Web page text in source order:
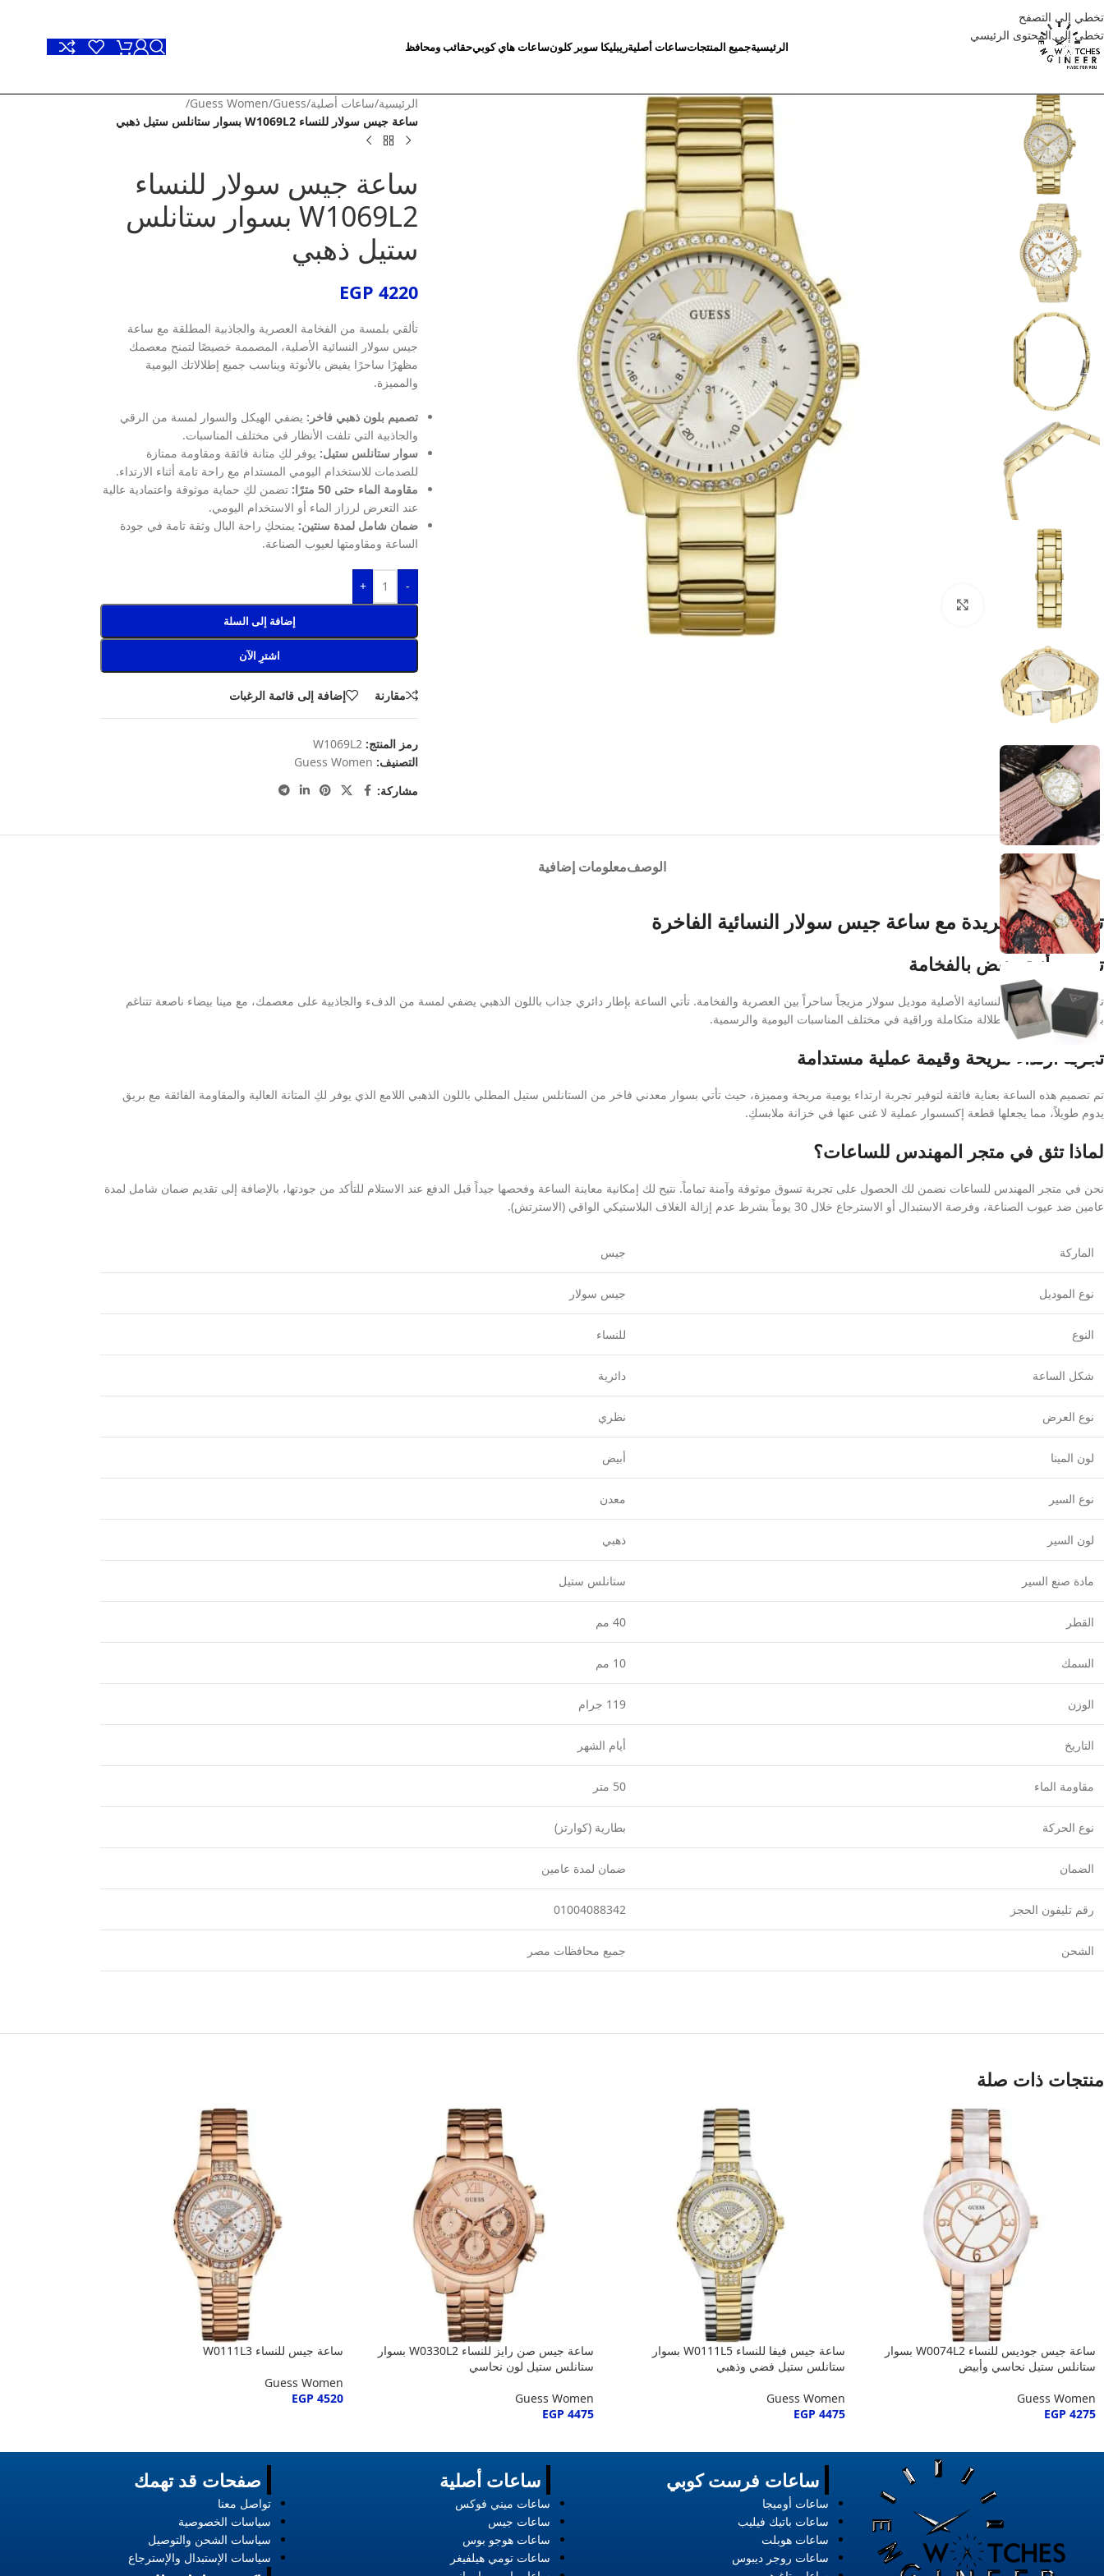
تخطي إلى التصفح
تخطي إلى المحتوى الرئيسي
الرئيسيةجميع المنتجاتساعات أصليةريبليكا سوبر كلونساعات هاي كوبيحقائب ومحافظ
الرئيسية/ساعات أصلية/
Guess
/
Guess Women
/
ساعة جيس سولار للنساء W1069L2 بسوار ستانلس ستيل ذهبي
ساعة جيس سولار للنساء
W1069L2 بسوار ستانلس
ستيل ذهبي
EGP 4220
تألقي بلمسة من الفخامة العصرية والجاذبية المطلقة مع ساعة
جيس سولار النسائية الأصلية، المصممة خصيصًا لتمنح معصمك
مظهرًا ساحرًا يفيض بالأنوثة ويناسب جميع إطلالاتك اليومية
والمميزة.
تصميم بلون ذهبي فاخر: يضفي الهيكل والسوار لمسة من الرقي
والجاذبية التي تلفت الأنظار في مختلف المناسبات.
سوار ستانلس ستيل: يوفر لكِ متانة فائقة ومقاومة ممتازة
للصدمات للاستخدام اليومي المستدام مع راحة تامة أثناء الارتداء.
مقاومة الماء حتى 50 مترًا:
تضمن لكِ حماية موثوقة واعتمادية عالية
عند التعرض لرزاز الماء أو الاستخدام اليومي.
ضمان شامل لمدة سنتين: يمنحكِ راحة البال وثقة تامة في جودة
الساعة ومقاومتها لعيوب الصناعة.
-
+
إضافة إلى السلة
اشترِ الآن
مقارنة إضافة إلى قائمة الرغبات
رمز المنتج: W1069L2
التصنيف: Guess Women
مشاركة:
الوصفمعلومات إضافية
تألقي بأناقة فريدة مع ساعة جيس سولار النسائية الفاخرة
تصميم أنيق ينبض بالفخامة
تقدم لكِ ساعة جيس النسائية الأصلية موديل سولار مزيجاً ساحراً بين العصرية والفخامة. تأتي الساعة بإطار دائري جذاب باللون الذهبي يضفي لمسة من الدفء والجاذبية على معصمك، مع مينا بيضاء ناصعة تتناغم
بشكل مثالي لتمنحك إطلالة متكاملة وراقية في مختلف المناسبات اليومية والرسمية.
تجربة ارتداء مريحة وقيمة عملية مستدامة
تم تصميم هذه الساعة بعناية فائقة لتوفير تجربة ارتداء يومية مريحة ومميزة، حيث تأتي بسوار معدني فاخر من الستانلس ستيل المطلي باللون الذهبي اللامع الذي يوفر لكِ المتانة العالية والمقاومة الفائقة مع بريق
يدوم طويلاً، مما يجعلها قطعة إكسسوار عملية لا غنى عنها في خزانة ملابسكِ.
لماذا تثق في متجر المهندس للساعات؟
نحن في متجر المهندس للساعات نضمن لك الحصول على تجربة تسوق موثوقة وآمنة تماماً. نتيح لك إمكانية معاينة الساعة وفحصها جيداً قبل الدفع عند الاستلام للتأكد من جودتها، بالإضافة إلى تقديم ضمان شامل لمدة
عامين ضد عيوب الصناعة، وفرصة الاستبدال أو الاسترجاع خلال 30 يوماً بشرط عدم إزالة الغلاف البلاستيكي الواقي (الاسترتش).
الماركة جيس
نوع الموديل جيس سولار
النوع للنساء
شكل الساعة دائرية
نوع العرض نظري
لون المينا أبيض
نوع السير معدن
لون السير ذهبي
مادة صنع السير ستانلس ستيل
القطر 40 مم
السمك 10 مم
الوزن 119 جرام
التاريخ أيام الشهر
مقاومة الماء 50 متر
نوع الحركة بطارية (كوارتز)
الضمان ضمان لمدة عامين
رقم تليفون الحجز 01004088342
الشحن جميع محافظات مصر
منتجات ذات صلة
ساعة جيس جوديس للنساء W0074L2 بسوار
ستانلس ستيل نحاسي وأبيض
Guess Women
EGP 4275
ساعة جيس فيفا للنساء W0111L5 بسوار
ستانلس ستيل فضي وذهبي
Guess Women
EGP 4475
ساعة جيس صن رايز للنساء W0330L2 بسوار
ستانلس ستيل لون نحاسي
Guess Women
EGP 4475
ساعة جيس للنساء W0111L3
Guess Women
EGP 4520
صفحات قد تهمك
تواصل معنا
سياسات الخصوصية
سياسات الشحن والتوصيل
سياسات الإستبدال والإسترجاع
ساعات أصلية
ساعات ميني فوكس
ساعات جيس
ساعات هوجو بوس
ساعات تومي هيلفيغر
ساعات فرست كوبي
ساعات أوميجا
ساعات باتيك فيليب
ساعات هوبلت
ساعات روجر ديبوس